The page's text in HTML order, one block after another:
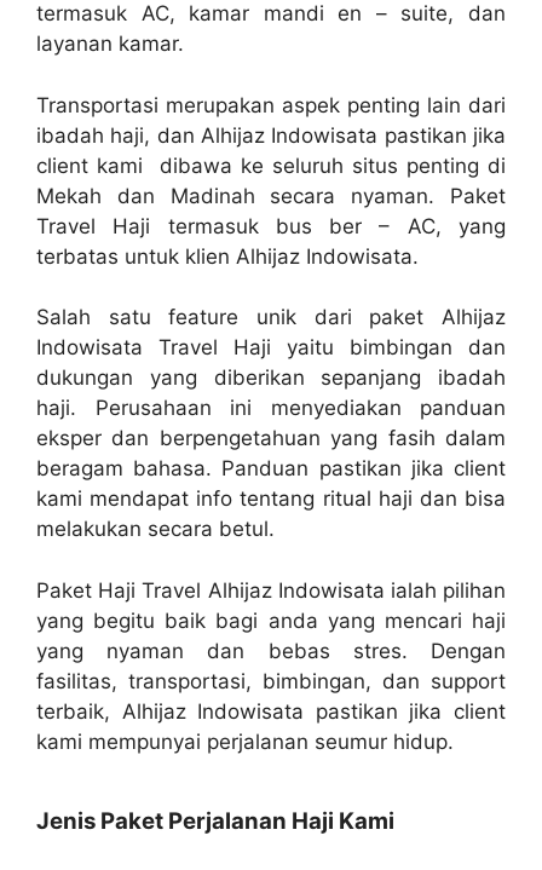
termasuk AC, kamar mandi en – suite, dan
layanan kamar.
Transportasi merupakan aspek penting lain dari
ibadah haji, dan Alhijaz Indowisata pastikan jika
client kami dibawa ke seluruh situs penting di
Mekah dan Madinah secara nyaman. Paket
Travel Haji termasuk bus ber – AC, yang
terbatas untuk klien Alhijaz Indowisata.
Salah satu feature unik dari paket Alhijaz
Indowisata Travel Haji yaitu bimbingan dan
dukungan yang diberikan sepanjang ibadah
haji. Perusahaan ini menyediakan panduan
eksper dan berpengetahuan yang fasih dalam
beragam bahasa. Panduan pastikan jika client
kami mendapat info tentang ritual haji dan bisa
melakukan secara betul.
Paket Haji Travel Alhijaz Indowisata ialah pilihan
yang begitu baik bagi anda yang mencari haji
yang nyaman dan bebas stres. Dengan
fasilitas, transportasi, bimbingan, dan support
terbaik, Alhijaz Indowisata pastikan jika client
kami mempunyai perjalanan seumur hidup.
Jenis Paket Perjalanan Haji Kami